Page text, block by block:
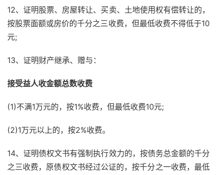
12、证明股票、房屋转让、买卖、土地使用权有偿转让的，
按股票面额或房价的千分之三收费，但最低收费不得低于10
元;
13、证明财产继承、赠与：
接受益人收金额总数收费
(1)不满1万元的，按1%收费，但最低收费10元;
(2)1万元以上的，按2%收费。
14、证明债权文书有强制执行效力的，按债务总金额的千分
之三收费，原债权文书经过公证的，按千分之一收费，最低